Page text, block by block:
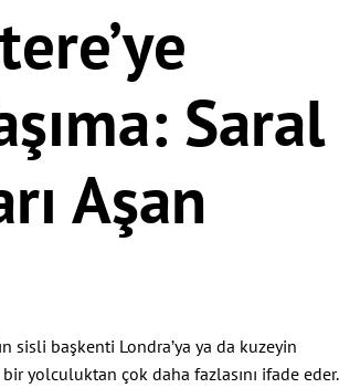
Saral
Aşan
sisli başkenti Londra’ya ya da kuzeyin
yolculuktan çok daha fazlasını ifade eder.